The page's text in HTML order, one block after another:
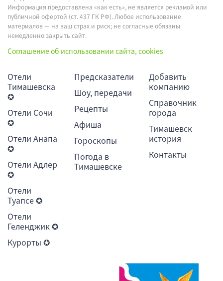
Информация предоставлена «как есть», не является рекламой или
публичной офертой (ст. 437 ГК РФ). Любое использование
материалов — на ваш страх и риск; не согласные обязаны
немедленно закрыть сайт.
Соглашение об использовании сайта, cookies
Отели
Тимашевска
✪
Отели Сочи
✪
Отели Анапа
✪
Отели Адлер
✪
Отели
Туапсе ✪
Отели
Геленджик ✪
Курорты ✪
Предсказатели
Шоу, передачи
Рецепты
Афиша
Гороскопы
Погода в
Тимашевске
Добавить
компанию
Справочник
города
Тимашевск
история
Контакты